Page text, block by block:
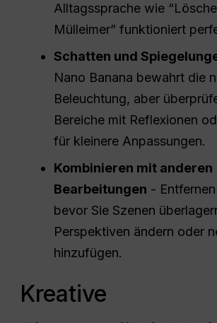
Alltagssprache wie
Mülleimer” funktioniert
Schatten und
Nano Banana bewahrt die
Beleuchtung, aber
Bereiche mit Reflexionen
für kleinere Anpassungen.
Kombinieren mit anderen
Bearbeitungen -
bevor Sie Szenen
Perspektiven ändern oder
hinzufügen.
Kreative